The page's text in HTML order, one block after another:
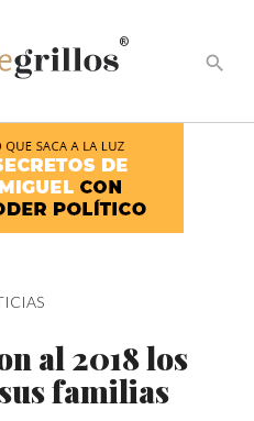
®
search
al 2018 los
familias